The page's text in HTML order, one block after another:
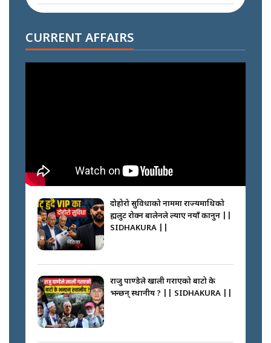
सल्किएको आगो निभाउनेहरू ||
SIDHAKURA || THE REPORTER
कप्तानगञ्जपछि मधेसमा के हुँदैछ ?
आगो निभाउने कि तेल थप्ने ? WHATS
HAPPENING IN MADHESH ? ||
भयो ? के के भयो ? || SUNSARI
CASE || SIDHAKURA || THE
REPORTER ||
CURRENT AFFAIRS
दोहोरो सुविधाको नाममा राज्यमाथिको
ब्रह्मलुट रोक्न बालेनले ल्याए नयाँ कानुन ||
SIDHAKURA ||
राजु पाण्डेले खाली गराएको बाटो के
भन्छन् स्थानीय ? || SIDHAKURA ||